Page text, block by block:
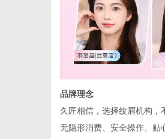
品牌理念
久匠相信，选择纹眉机构
无隐形消费、安全操作、贴